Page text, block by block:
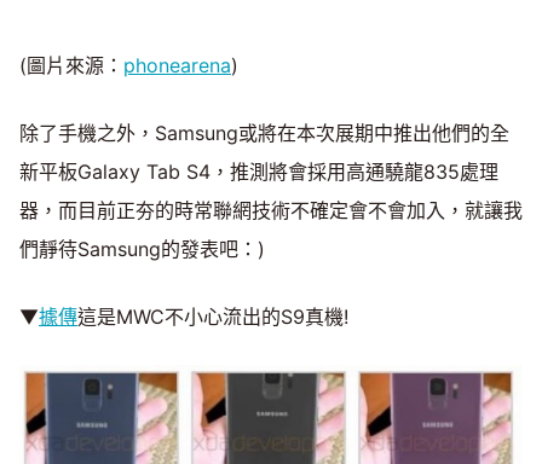
(圖片來源： phonearena)
除了手機之外，Samsung或將在本次展期中推出他們的全
新平板Galaxy Tab S4，推測將會採用高通驍龍835處理
器，而目前正夯的時常聯網技術不確定會不會加入，就讓我
們靜待Samsung的發表吧：)
▼據傳這是MWC不小心流出的S9真機!